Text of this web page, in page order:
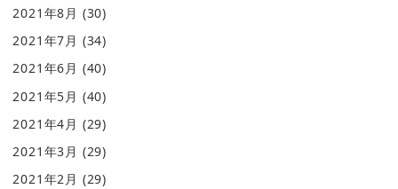
2021年8月 (30)
2021年7月 (34)
2021年6月 (40)
2021年5月 (40)
2021年4月 (29)
2021年3月 (29)
2021年2月 (29)